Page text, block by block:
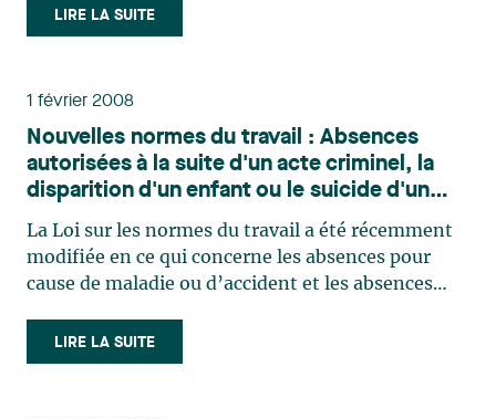
réservistes » qui prennent part à une opération
des Forces canadiennes;* clarifier le concept
LIRE LA SUITE
1 février 2008
Nouvelles normes du travail : Absences
autorisées à la suite d'un acte criminel, la
disparition d'un enfant ou le suicide d'un
proche
La Loi sur les normes du travail a été récemment
modifiée en ce qui concerne les absences pour
cause de maladie ou d’accident et les absences
modifications incluent notamment le droit du
salarié de s'absenter de son travail pour une
LIRE LA SUITE